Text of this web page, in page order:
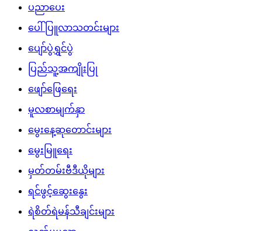
ပညာပေး
ပေါ်ပြူလာသတင်းများ
ပျော်ပွဲရွှင်ပွဲ
ပြည်သူ့အကျိုးပြု
ဖျော်ဖြေရေး
မူလစာမျက်နှာ
မွေးနေ့ဆုတောင်းများ
မွေးမြူရေး
မှတ်တမ်းဗီဒီယိုများ
ရင်ဖွင့်ဆွေးနွေး
ရဲစိတ်ရဲမန်သီချင်းများ